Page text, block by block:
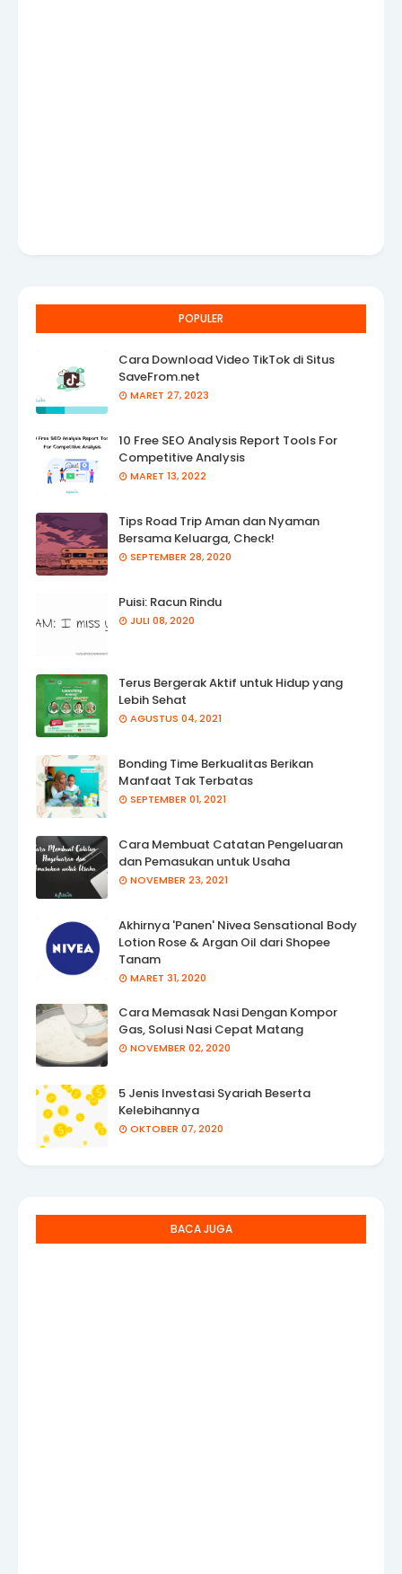
POPULER
Cara Download Video TikTok di Situs
SaveFrom.net
MARET 27, 2023
10 Free SEO Analysis Report Tools For
Competitive Analysis
MARET 13, 2022
Tips Road Trip Aman dan Nyaman
Bersama Keluarga, Check!
SEPTEMBER 28, 2020
Puisi: Racun Rindu
JULI 08, 2020
Terus Bergerak Aktif untuk Hidup yang
Lebih Sehat
AGUSTUS 04, 2021
Bonding Time Berkualitas Berikan
Manfaat Tak Terbatas
SEPTEMBER 01, 2021
Cara Membuat Catatan Pengeluaran
dan Pemasukan untuk Usaha
NOVEMBER 23, 2021
Akhirnya 'Panen' Nivea Sensational Body
Lotion Rose & Argan Oil dari Shopee
Tanam
MARET 31, 2020
Cara Memasak Nasi Dengan Kompor
Gas, Solusi Nasi Cepat Matang
NOVEMBER 02, 2020
5 Jenis Investasi Syariah Beserta
Kelebihannya
OKTOBER 07, 2020
BACA JUGA